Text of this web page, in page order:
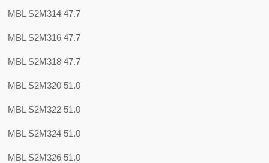
MBL S2M314 47.7
MBL S2M316 47.7
MBL S2M318 47.7
MBL S2M320 51.0
MBL S2M322 51.0
MBL S2M324 51.0
MBL S2M326 51.0